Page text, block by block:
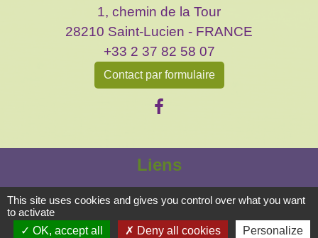
1, chemin de la Tour
28210 Saint-Lucien - FRANCE
+33 2 37 82 58 07
Contact par formulaire
Liens
CC des Portes Euréliennes d'Ile de France
Préfecture d'Eure et Loir
This site uses cookies and gives you control over what you want
to activate
OK, accept all
Deny all cookies Personalize